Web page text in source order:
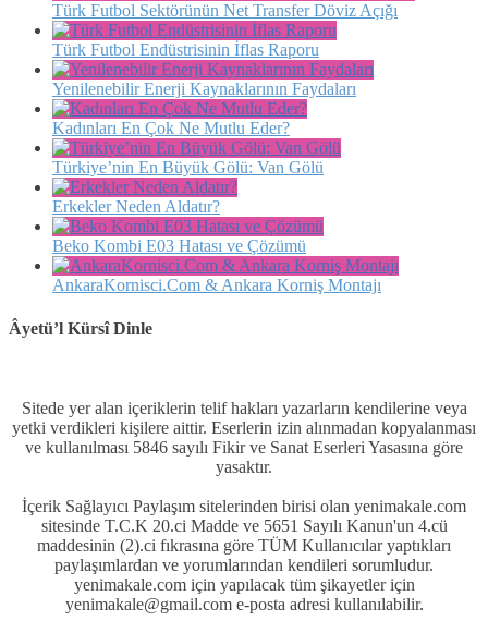
Türk Futbol Sektörünün Net Transfer Döviz Açığı
Türk Futbol Endüstrisinin İflas Raporu
Yenilenebilir Enerji Kaynaklarının Faydaları
Kadınları En Çok Ne Mutlu Eder?
Türkiye’nin En Büyük Gölü: Van Gölü
Erkekler Neden Aldatır?
Beko Kombi E03 Hatası ve Çözümü
AnkaraKornisci.Com & Ankara Korniş Montajı
Âyetü’l Kürsî Dinle
Sitede yer alan içeriklerin telif hakları yazarların kendilerine veya
yetki verdikleri kişilere aittir. Eserlerin izin alınmadan kopyalanması
ve kullanılması 5846 sayılı Fikir ve Sanat Eserleri Yasasına göre
yasaktır.
İçerik Sağlayıcı Paylaşım sitelerinden birisi olan yenimakale.com
sitesinde T.C.K 20.ci Madde ve 5651 Sayılı Kanun'un 4.cü
maddesinin (2).ci fıkrasına göre TÜM Kullanıcılar yaptıkları
paylaşımlardan ve yorumlarından kendileri sorumludur.
yenimakale.com için yapılacak tüm şikayetler için
yenimakale@gmail.com e-posta adresi kullanılabilir.